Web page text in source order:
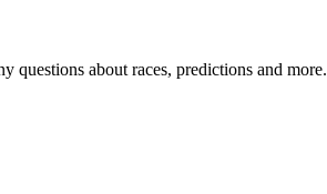
questions about races, predictions and more.